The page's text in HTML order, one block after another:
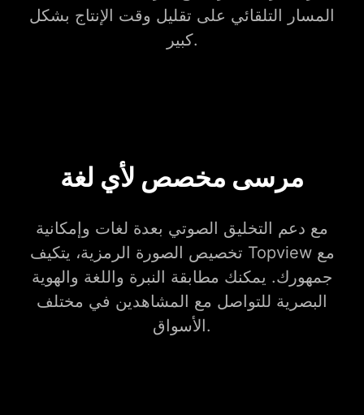
المسار التلقائي على تقليل وقت الإنتاج بشكل
كبير.
مرسى مخصص لأي لغة
مع دعم التخليق الصوتي بعدة لغات وإمكانية
تخصيص الصورة الرمزية، يتكيف Topview مع
جمهورك. يمكنك مطابقة النبرة واللغة والهوية
البصرية للتواصل مع المشاهدين في مختلف
الأسواق.